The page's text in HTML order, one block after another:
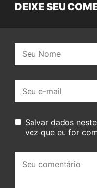
DEIXE SEU
mail:
Salvar dados
vez que eu for
comentário: